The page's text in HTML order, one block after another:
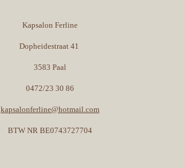
Kapsalon Ferline
Dopheidestraat 41
3583 Paal
0472/23 30 86
kapsalonferline@hotmail.com
BTW NR BE0743727704